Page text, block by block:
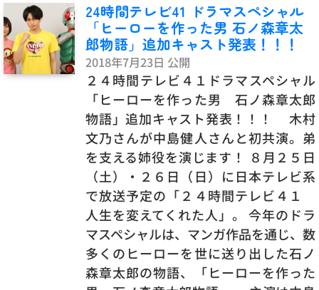
24時間テレビ41 ドラマスペシャル
「ヒーローを作った男 石ノ森章太
郎物語」追加キャスト発表！！！
2018年7月23日 公開
２４時間テレビ４１ドラマスペシャル
「ヒーローを作った男 石ノ森章太郎
物語」追加キャスト発表！！！ 木村
文乃さんが中島健人さんと初共演。弟
を支える姉役を演じます！ ８月２５日
（土）・２６日（日）に日本テレビ系
で放送予定の「２４時間テレビ４１
人生を変えてくれた人」。 今年のドラ
マスペシャルは、マンガ作品を通じ、数
多くのヒーローを世に送り出した石ノ
森章太郎の物語、「ヒーローを作った